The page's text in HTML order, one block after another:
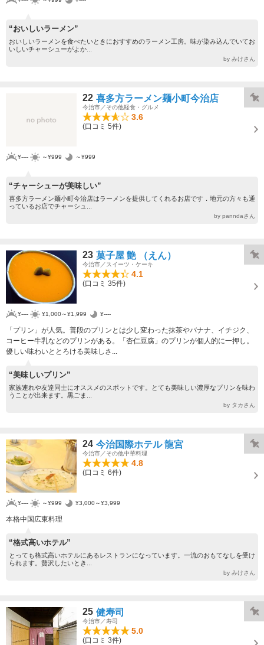
“おいしいラーメン”
おいしいラーメンを食べたいときにおすすめのラーメン工房。味が染み込んでいてお
いしいチャーシューがよか...
by みけさん
22 喜多方ラーメン麺小町今治店
今治市／その他軽食・グルメ
3.6
(口コミ 5件)
¥---- ～¥999 ～¥999
“チャーシューが美味しい”
喜多方ラーメン麺小町今治店はラーメンを提供してくれるお店です．地元の方々も通
っているお店でチャーシュ...
by panndaさん
23 菓子屋 艶 （えん）
今治市／スイーツ・ケーキ
4.1
(口コミ 35件)
¥---- ¥1,000～¥1,999 ¥----
「プリン」が人気。普段のプリンとは少し変わった抹茶やバナナ、イチジク、
コーヒー牛乳などのプリンがある。「杏仁豆腐」のプリンが個人的に一押し。
優しい味わいととろける美味しさ...
“美味しいプリン”
家族連れや友達同士にオススメのスポットです。とても美味しい濃厚なプリンを味わ
うことが出来ます。黒ごま...
by タカさん
24 今治国際ホテル 龍宮
今治市／その他中華料理
4.8
(口コミ 6件)
¥---- ～¥999 ¥3,000～¥3,999
本格中国広東料理
“格式高いホテル”
とっても格式高いホテルにあるレストランになっています。一流のおもてなしを受け
られます。贅沢したいとき...
by みけさん
25 健寿司
今治市／寿司
5.0
(口コミ 3件)